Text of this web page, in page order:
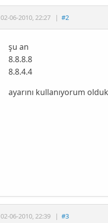
02-06-2010,22:27 | #2
şu an
8.8.8.8
8.8.4.4
ayarını kullanıyorum
02-06-2010,22:39 | #3